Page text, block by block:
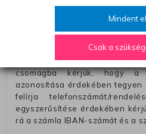
Pénzvisszatérítés:
A pénz visszatérítéséhez
Öntől a terméket/
elküldheti. Olyan utávéttel
értéke eltér 0 FT-tól, nem
csomagba kérjük, hogy a
azonosítása érdekében tegyen
felírja telefonszámát/
egyszerűsítése érdekében
rá a számla IBAN-számát és a
Mindent
Csak a